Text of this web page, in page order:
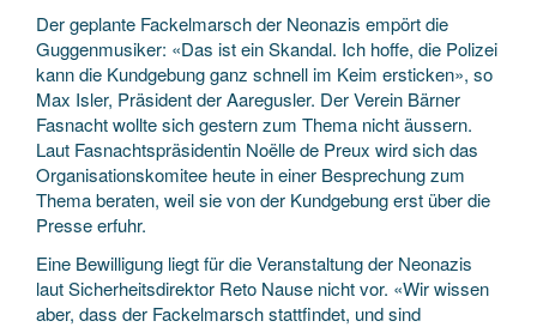
Der geplante Fackelmarsch der Neonazis empört die
Guggenmusiker: «Das ist ein Skandal. Ich hoffe, die Polizei
kann die Kundgebung ganz schnell im Keim ersticken», so
Max Isler, Präsident der Aaregusler. Der Verein Bärner
Fasnacht wollte sich gestern zum Thema nicht äussern.
Laut Fasnachtspräsidentin Noëlle de Preux wird sich das
Organisationskomitee heute in einer Besprechung zum
Thema beraten, weil sie von der Kundgebung erst über die
Presse erfuhr.
Eine Bewilligung liegt für die Veranstaltung der Neonazis
laut Sicherheitsdirektor Reto Nause nicht vor. «Wir wissen
aber, dass der Fackelmarsch stattfindet, und sind